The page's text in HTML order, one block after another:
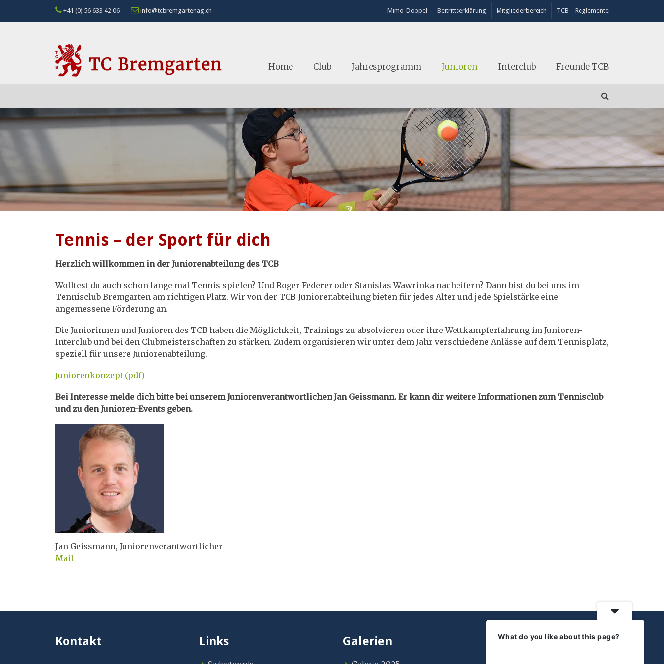
+41 (0) 56 633 42 06 info@tcbremgartenag.ch Mimo-Doppel Beitrittserklärung Mitgliederbereich TCB – Reglemente
Home Club Jahresprogramm Junioren Interclub Freunde TCB
Tennis – der Sport für dich
Herzlich willkommen in der Juniorenabteilung des TCB
Wolltest du auch schon lange mal Tennis spielen? Und Roger Federer oder Stanislas Wawrinka nacheifern? Dann bist du bei uns im
Tennisclub Bremgarten am richtigen Platz. Wir von der TCB-Juniorenabteilung bieten für jedes Alter und jede Spielstärke eine
angemessene Förderung an.
Die Juniorinnen und Junioren des TCB haben die Möglichkeit, Trainings zu absolvieren oder ihre Wettkampferfahrung im Junioren-
Interclub und bei den Clubmeisterschaften zu stärken. Zudem organisieren wir unter dem Jahr verschiedene Anlässe auf dem Tennisplatz,
speziell für unsere Juniorenabteilung.
Juniorenkonzept (pdf)
Bei Interesse melde dich bitte bei unserem Juniorenverantwortlichen Jan Geissmann. Er kann dir weitere Informationen zum Tennisclub
und zu den Junioren-Events geben.
Jan Geissmann, Juniorenverantwortlicher
Mail
Kontakt Links Galerien Wissenswertes
What do you like about this page?